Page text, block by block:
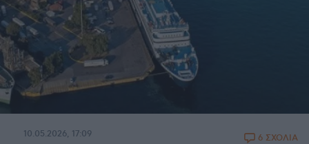
10.05.2026, 17:09 6 ΣΧΟΛΙΑ